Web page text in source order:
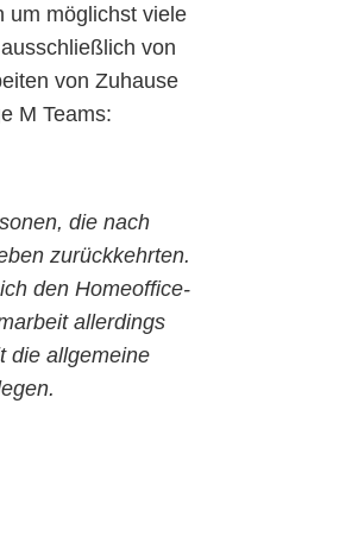
um möglichst viele
von
von Zuhause
M Teams:
die nach
zurückkehrten.
den Homeoffice-
allerdings
die allgemeine